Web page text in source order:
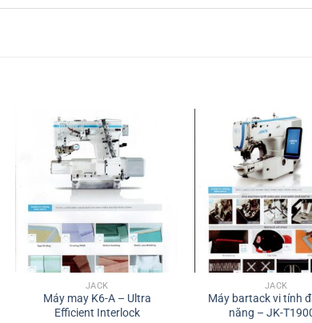
JACK
Máy may K6-A – Ultra
Efficient Interlock
JACK
Máy bartack vi tính
năng – JK-